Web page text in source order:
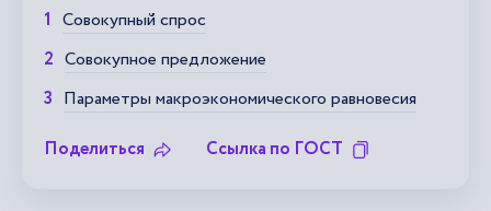
Совокупный спрос
Совокупное предложение
Параметры макроэкономического равновесия
Поделиться
Ссылка по ГОСТ